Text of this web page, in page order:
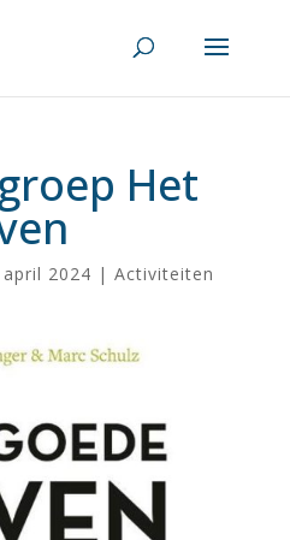
Het
april 2024 | Activiteiten